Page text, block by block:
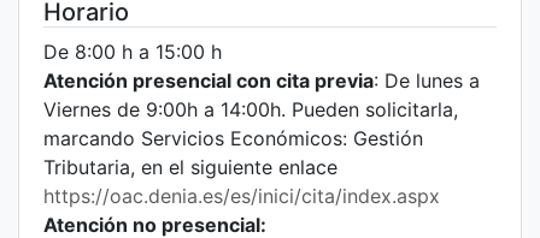
Horario
De 8:00 h a 15:00 h
Atención presencial con cita previa: De lunes a
Viernes de 9:00h a 14:00h. Pueden solicitarla,
marcando Servicios Económicos: Gestión
Tributaria, en el siguiente enlace
https://oac.denia.es/es/inici/cita/index.aspx
Atención no presencial: